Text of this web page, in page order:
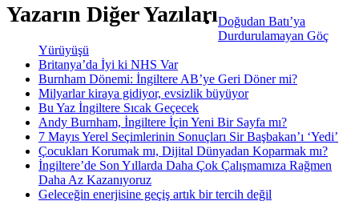
Yazarın Diğer YazılarıDoğudan Batı’ya
Durdurulamayan Göç
Yürüyüşü
Britanya’da İyi ki NHS Var
Burnham Dönemi: İngiltere AB’ye Geri Döner mi?
Milyarlar kiraya gidiyor, evsizlik büyüyor
Bu Yaz İngiltere Sıcak Geçecek
Andy Burnham, İngiltere İçin Yeni Bir Sayfa mı?
7 Mayıs Yerel Seçimlerinin Sonuçları Sir Başbakan’ı ‘Yedi’
Çocukları Korumak mı, Dijital Dünyadan Koparmak mı?
İngiltere’de Son Yıllarda Daha Çok Çalışmamıza Rağmen
Daha Az Kazanıyoruz
Geleceğin enerjisine geçiş artık bir tercih değil